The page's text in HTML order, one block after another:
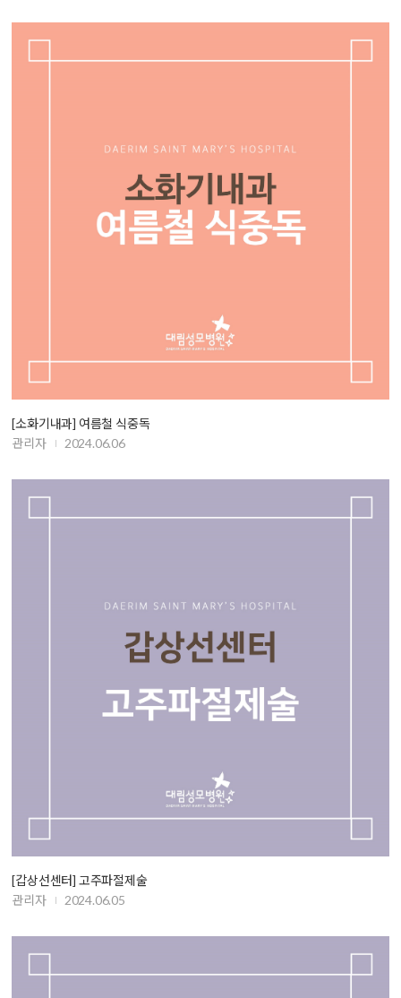
[소화기내과] 여름철 식중독
관리자
2024.06.06
[갑상선센터] 고주파절제술
관리자
2024.06.05